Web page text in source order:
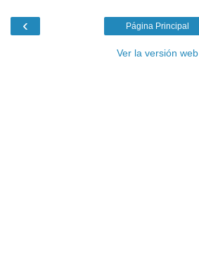
‹ Página Principal
Ver la versión web